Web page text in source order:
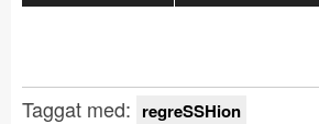
Taggat med: regreSSHion